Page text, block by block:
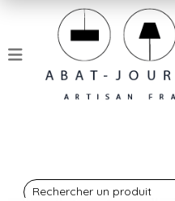
Rechercher un produit